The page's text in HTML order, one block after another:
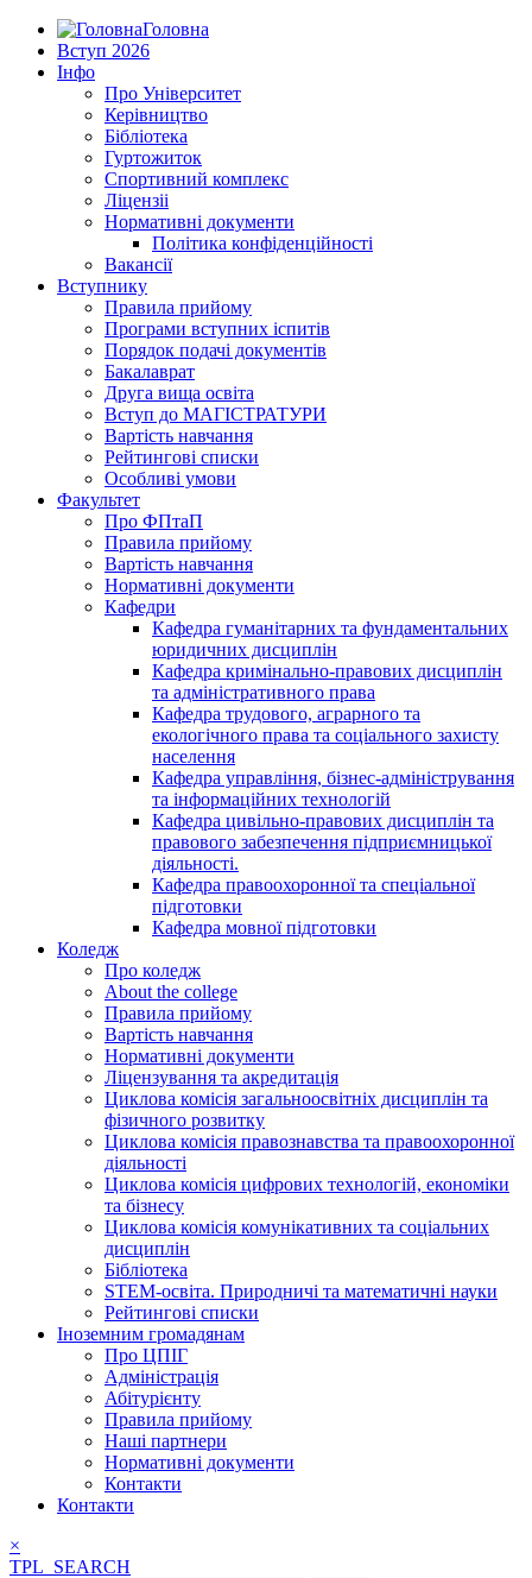
Головна
Вступ 2026
Інфо
Про Університет
Керівництво
Бібліотека
Гуртожиток
Спортивний комплекс
Ліцензіі
Нормативні документи
Політика конфіденційності
Вакансії
Вступнику
Правила прийому
Програми вступних іспитів
Порядок подачі документів
Бакалаврат
Друга вища освіта
Вступ до МАГІСТРАТУРИ
Вартість навчання
Рейтингові списки
Особливі умови
Факультет
Про ФПтаП
Правила прийому
Вартість навчання
Нормативні документи
Кафедри
Кафедра гуманітарних та фундаментальних
юридичних дисциплін
Кафедра кримінально-правових дисциплін
та адміністративного права
Кафедра трудового, аграрного та
екологічного права та соціального захисту
населення
Кафедра управління, бізнес-адміністрування
та інформаційних технологій
Кафедра цивільно-правових дисциплін та
правового забезпечення підприємницької
діяльності.
Кафедра правоохоронної та спеціальної
підготовки
Кафедра мовної підготовки
Коледж
Про коледж
About the college
Правила прийому
Вартість навчання
Нормативні документи
Ліцензування та акредитація
Циклова комісія загальноосвітніх дисциплін та
фізичного розвитку
Циклова комісія правознавства та правоохоронної
діяльності
Циклова комісія цифрових технологій, економіки
та бізнесу
Циклова комісія комунікативних та соціальних
дисциплін
Бібліотека
STEM-освіта. Природничі та математичні науки
Рейтингові списки
Іноземним громадянам
Про ЦПІГ
Адміністрація
Абітурієнту
Правила прийому
Наші партнери
Нормативні документи
Контакти
Контакти
×
TPL_SEARCH